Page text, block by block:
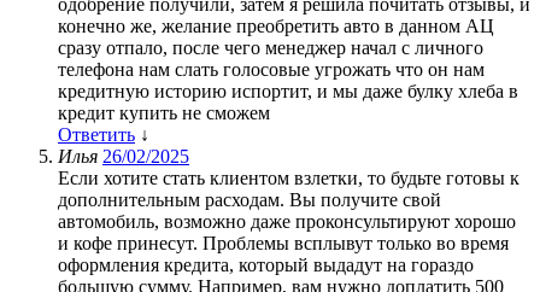
конечно же, желание преобретить авто в данном АЦ
сразу отпало, после чего менеджер начал с личного
телефона нам слать голосовые угрожать что он нам
кредитную историю испортит, и мы даже булку хлеба в
кредит купить не сможем
Ответить ↓
Илья 26/02/2025
Если хотите стать клиентом взлетки, то будьте готовы к
дополнительным расходам. Вы получите свой
автомобиль, возможно даже проконсультируют хорошо
и кофе принесут. Проблемы всплывут только во время
оформления кредита, который выдадут на гораздо
большую сумму. Например, вам нужно доплатить 500